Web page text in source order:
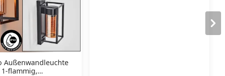
Außenwandleuchte
1-flammig,